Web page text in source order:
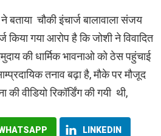
बताया चौकी इंचार्ज बालावाला संजय
किया गया आरोप है कि जोशी ने विवादित
की धार्मिक भावनाओ को ठेस पहुंचाई
तनाव बढ़ा है, मौके पर मौजूद
की वीडियो रिकॉर्डिंग की गयी थी,
LINKEDIN